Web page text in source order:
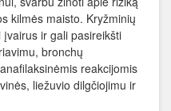
kilmės maisto. Kryžminių
ir gali pasireikšti
bronchų
reakcijomis
liežuvio dilgčiojimu ir